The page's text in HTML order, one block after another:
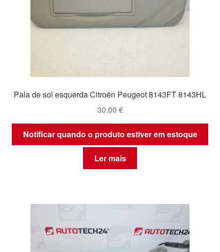
Pala de sol esquerda Citroën Peugeot 8143FT 8143HL
30.00 €
Notificar quando o produto estiver em estoque
Ler mais